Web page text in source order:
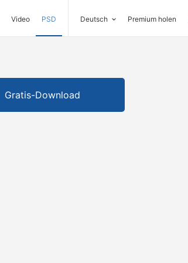
Video PSD Deutsch Premium holen
Gratis-Download